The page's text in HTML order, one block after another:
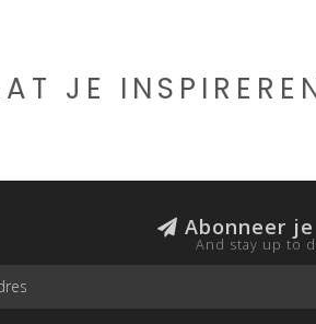
JE
Abonneer
And stay up to